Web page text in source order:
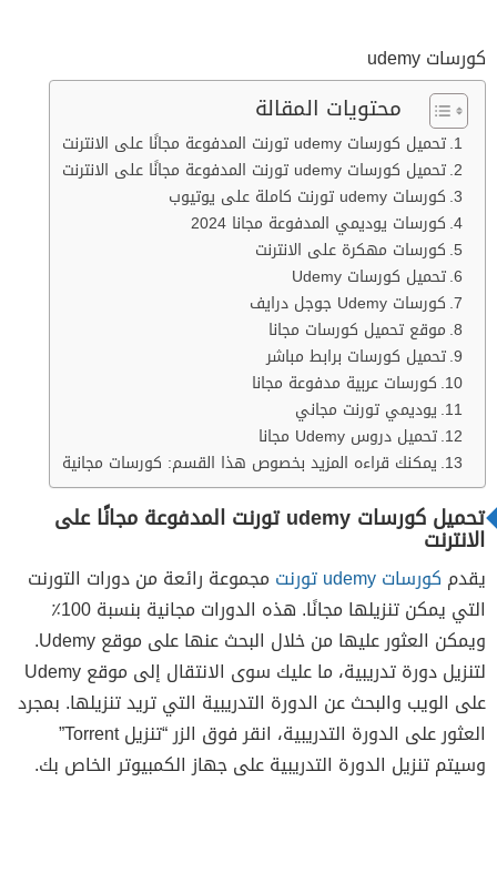
كورسات udemy
محتويات المقالة
تحميل كورسات udemy تورنت المدفوعة مجانًا على الانترنت
تحميل كورسات udemy تورنت المدفوعة مجانًا على الانترنت
كورسات udemy تورنت كاملة على يوتيوب
كورسات يوديمي المدفوعة مجانا 2024
كورسات مهكرة على الانترنت
تحميل كورسات Udemy
كورسات Udemy جوجل درايف
موقع تحميل كورسات مجانا
تحميل كورسات برابط مباشر
كورسات عربية مدفوعة مجانا
يوديمي تورنت مجاني
تحميل دروس Udemy مجانا
يمكنك قراءه المزيد بخصوص هذا القسم: كورسات مجانية
تحميل كورسات udemy تورنت المدفوعة مجانًا على
الانترنت
يقدم كورسات udemy تورنت
مجموعة رائعة من دورات التورنت
التي يمكن تنزيلها مجانًا. هذه الدورات مجانية بنسبة 100٪
ويمكن العثور عليها من خلال البحث عنها على موقع Udemy.
لتنزيل دورة تدريبية، ما عليك سوى الانتقال إلى موقع Udemy
على الويب والبحث عن الدورة التدريبية التي تريد تنزيلها. بمجرد
العثور على الدورة التدريبية، انقر فوق الزر “تنزيل Torrent”
وسيتم تنزيل الدورة التدريبية على جهاز الكمبيوتر الخاص بك.